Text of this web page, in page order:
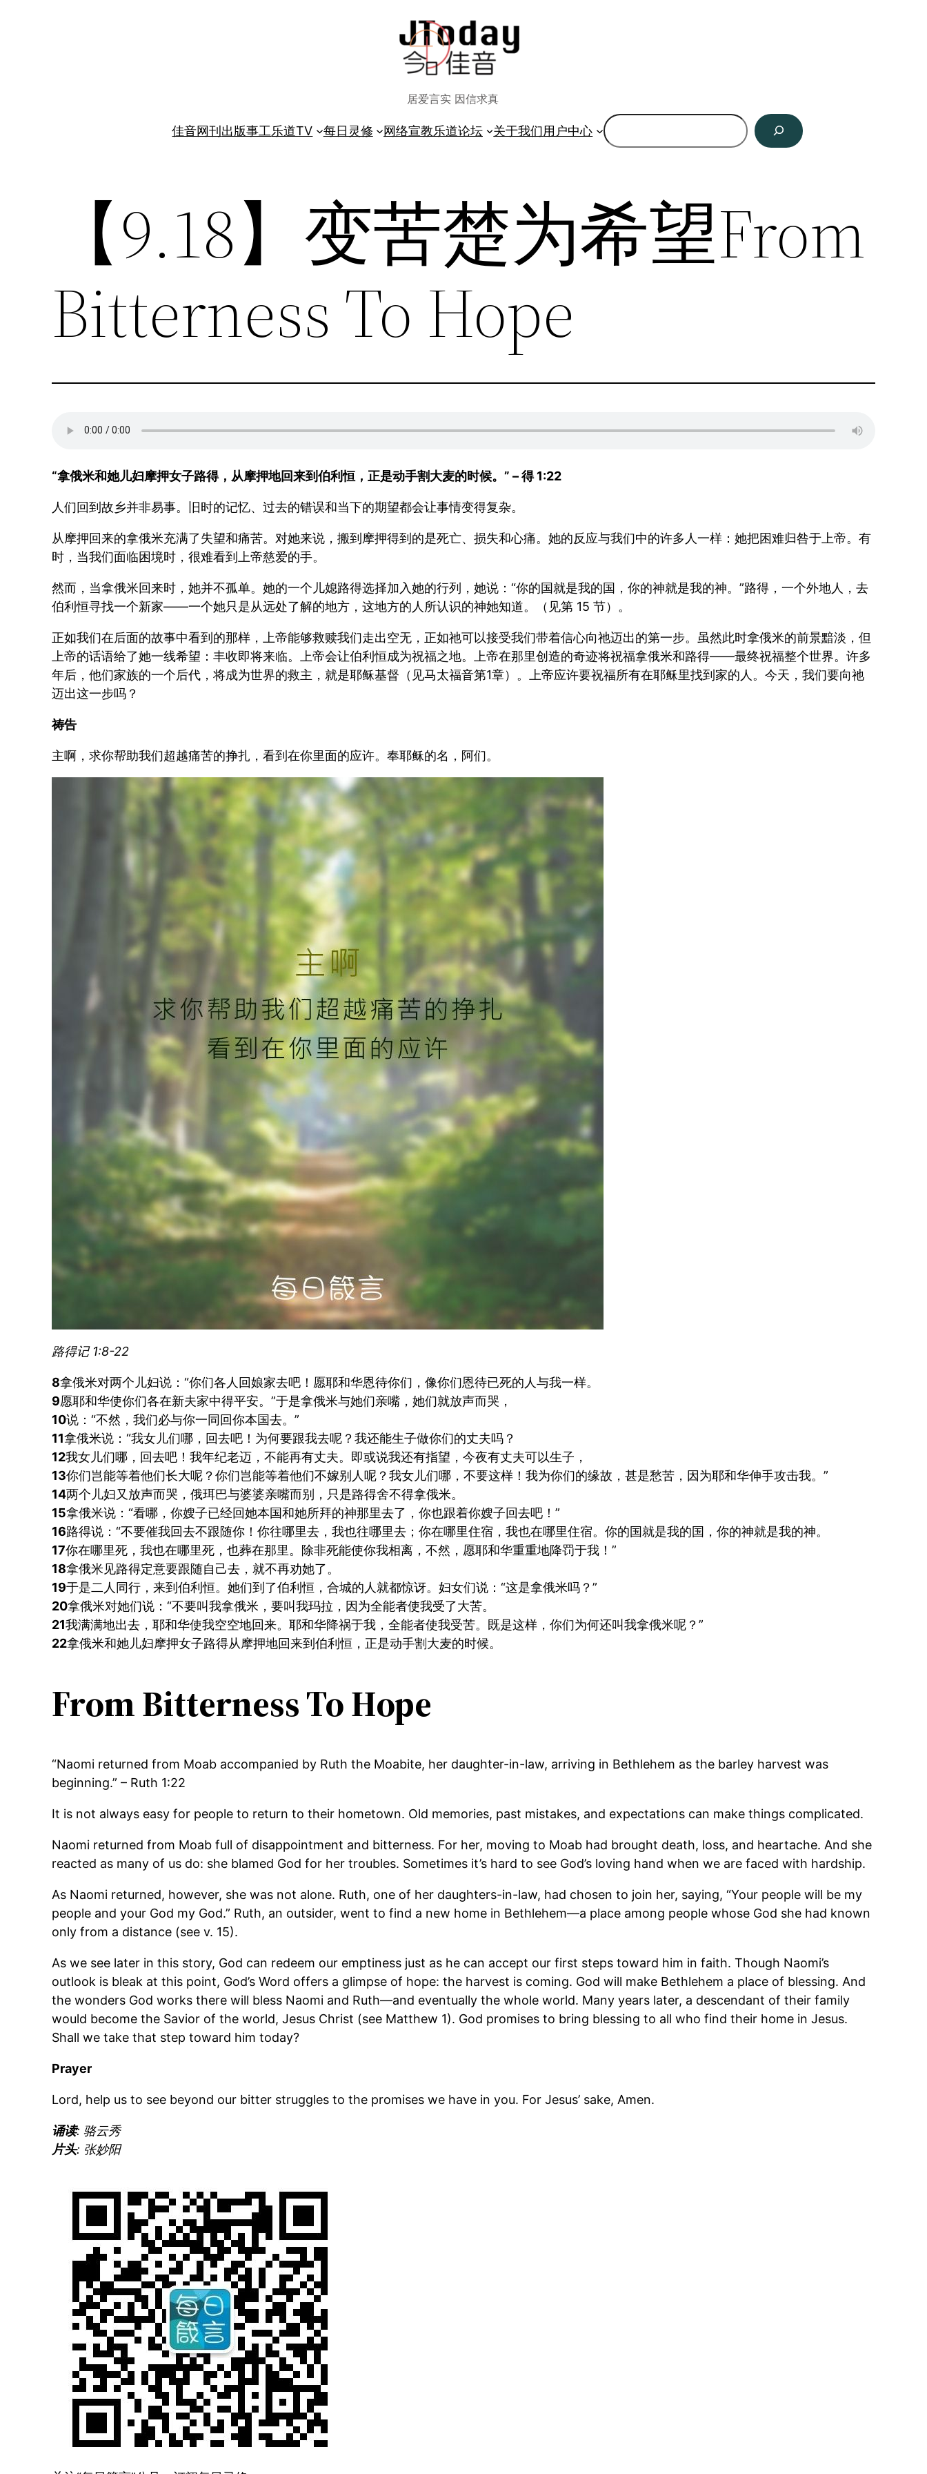
居爱言实 因信求真
佳音网刊出版事工乐道TV 每日灵修 网络宣教乐道论坛 关于我们用户中心
搜
索
【9.18】变苦楚为希望From
Bitterness To Hope
“拿俄米和她儿妇摩押女子路得，从摩押地回来到伯利恒，正是动手割大麦的时候。” – 得 1:22
人们回到故乡并非易事。旧时的记忆、过去的错误和当下的期望都会让事情变得复杂。
从摩押回来的拿俄米充满了失望和痛苦。对她来说，搬到摩押得到的是死亡、损失和心痛。她的反应与我们中的许多人一样：她把困难归咎于上帝。有
时，当我们面临困境时，很难看到上帝慈爱的手。
然而，当拿俄米回来时，她并不孤单。她的一个儿媳路得选择加入她的行列，她说：“你的国就是我的国，你的神就是我的神。”路得，一个外地人，去
伯利恒寻找一个新家——一个她只是从远处了解的地方，这地方的人所认识的神她知道。（见第 15 节）。
正如我们在后面的故事中看到的那样，上帝能够救赎我们走出空无，正如祂可以接受我们带着信心向祂迈出的第一步。虽然此时拿俄米的前景黯淡，但
上帝的话语给了她一线希望：丰收即将来临。上帝会让伯利恒成为祝福之地。上帝在那里创造的奇迹将祝福拿俄米和路得——最终祝福整个世界。许多
年后，他们家族的一个后代，将成为世界的救主，就是耶稣基督（见马太福音第1章）。上帝应许要祝福所有在耶稣里找到家的人。今天，我们要向祂
迈出这一步吗？
祷告
主啊，求你帮助我们超越痛苦的挣扎，看到在你里面的应许。奉耶稣的名，阿们。
路得记 1:8-22
8拿俄米对两个儿妇说：“你们各人回娘家去吧！愿耶和华恩待你们，像你们恩待已死的人与我一样。
9愿耶和华使你们各在新夫家中得平安。”于是拿俄米与她们亲嘴，她们就放声而哭，
10说：“不然，我们必与你一同回你本国去。”
11拿俄米说：“我女儿们哪，回去吧！为何要跟我去呢？我还能生子做你们的丈夫吗？
12我女儿们哪，回去吧！我年纪老迈，不能再有丈夫。即或说我还有指望，今夜有丈夫可以生子，
13你们岂能等着他们长大呢？你们岂能等着他们不嫁别人呢？我女儿们哪，不要这样！我为你们的缘故，甚是愁苦，因为耶和华伸手攻击我。”
14两个儿妇又放声而哭，俄珥巴与婆婆亲嘴而别，只是路得舍不得拿俄米。
15拿俄米说：“看哪，你嫂子已经回她本国和她所拜的神那里去了，你也跟着你嫂子回去吧！”
16路得说：“不要催我回去不跟随你！你往哪里去，我也往哪里去；你在哪里住宿，我也在哪里住宿。你的国就是我的国，你的神就是我的神。
17你在哪里死，我也在哪里死，也葬在那里。除非死能使你我相离，不然，愿耶和华重重地降罚于我！”
18拿俄米见路得定意要跟随自己去，就不再劝她了。
19于是二人同行，来到伯利恒。她们到了伯利恒，合城的人就都惊讶。妇女们说：“这是拿俄米吗？”
20拿俄米对她们说：“不要叫我拿俄米，要叫我玛拉，因为全能者使我受了大苦。
21我满满地出去，耶和华使我空空地回来。耶和华降祸于我，全能者使我受苦。既是这样，你们为何还叫我拿俄米呢？”
22拿俄米和她儿妇摩押女子路得从摩押地回来到伯利恒，正是动手割大麦的时候。
From Bitterness To Hope
“Naomi returned from Moab accompanied by Ruth the Moabite, her daughter-in-law, arriving in Bethlehem as the barley harvest was
beginning.” – Ruth 1:22
It is not always easy for people to return to their hometown. Old memories, past mistakes, and expectations can make things complicated.
Naomi returned from Moab full of disappointment and bitterness. For her, moving to Moab had brought death, loss, and heartache. And she
reacted as many of us do: she blamed God for her troubles. Sometimes it’s hard to see God’s loving hand when we are faced with hardship.
As Naomi returned, however, she was not alone. Ruth, one of her daughters-in-law, had chosen to join her, saying, “Your people will be my
people and your God my God.” Ruth, an outsider, went to find a new home in Bethlehem—a place among people whose God she had known
only from a distance (see v. 15).
As we see later in this story, God can redeem our emptiness just as he can accept our first steps toward him in faith. Though Naomi’s
outlook is bleak at this point, God’s Word offers a glimpse of hope: the harvest is coming. God will make Bethlehem a place of blessing. And
the wonders God works there will bless Naomi and Ruth—and eventually the whole world. Many years later, a descendant of their family
would become the Savior of the world, Jesus Christ (see Matthew 1). God promises to bring blessing to all who find their home in Jesus.
Shall we take that step toward him today?
Prayer
Lord, help us to see beyond our bitter struggles to the promises we have in you. For Jesus’ sake, Amen.
诵读: 骆云秀
片头: 张妙阳